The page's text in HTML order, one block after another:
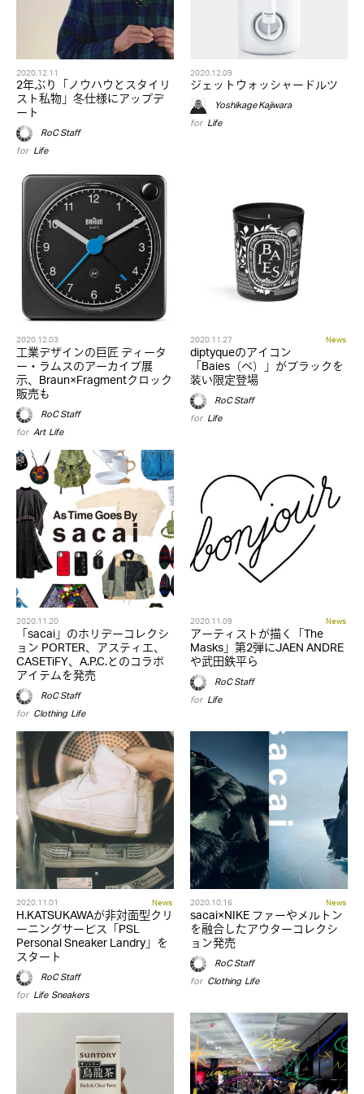
2020.12.11
2年ぶり「ノウハウとスタイリ
スト私物」冬仕様にアップデ
ート
RoC Staff
for Life
2020.12.09
ジェットウォッシャードルツ
Yoshikage Kajiwara
for Life
2020.12.03
工業デザインの巨匠 ディータ
ー・ラムスのアーカイブ展
示、Braun×Fragmentクロック
販売も
RoC Staff
for Art,Life
2020.11.27 News
diptyqueのアイコン
「Baies（ベ）」がブラックを
装い限定登場
RoC Staff
for Life
2020.11.20
「sacai」のホリデーコレクシ
ョン PORTER、アスティエ、
CASETiFY、A.P.C.とのコラボ
アイテムを発売
RoC Staff
for Clothing,Life
2020.11.09 News
アーティストが描く「The
Masks」第2弾にJAEN ANDRE
や武田鉄平ら
RoC Staff
for Life
2020.11.01 News
H.KATSUKAWAが非対面型クリ
ーニングサービス「PSL
Personal Sneaker Landry」を
スタート
RoC Staff
for Life,Sneakers
2020.10.16 News
sacai×NIKE ファーやメルトン
を融合したアウターコレクシ
ョン発売
RoC Staff
for Clothing,Life